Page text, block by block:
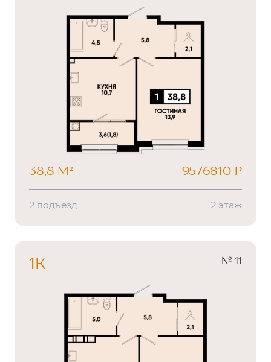
38,8 М² 9576810 ₽
2 подъезд 2 этаж
1К № 11